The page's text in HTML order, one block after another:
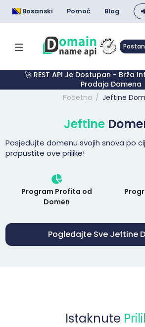
Bosanski Pomoć Blog
🚀 REST API Je Dostupan - Brža
Prodaja Domena
Početna
Jeftine
Jeftine
Posjedujte domenu svojih snova po
propustite ove prilike!
Program Profita od
Domen
Pogledajte Sve Jeftine
Istaknute